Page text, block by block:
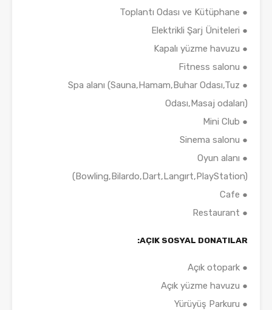
● Toplantı Odası ve Kütüphane
● Elektrikli Şarj Üniteleri
● Kapalı yüzme havuzu
● Fitness salonu
● Spa alanı (Sauna,Hamam,Buhar Odası,Tuz
Odası,Masaj odaları)
● Mini Club
● Sinema salonu
● Oyun alanı
(Bowling,Bilardo,Dart,Langırt,PlayStation)
● Cafe
● Restaurant
AÇIK SOSYAL DONATILAR:
● Açık otopark
● Açık yüzme havuzu
● Yürüyüş Parkuru